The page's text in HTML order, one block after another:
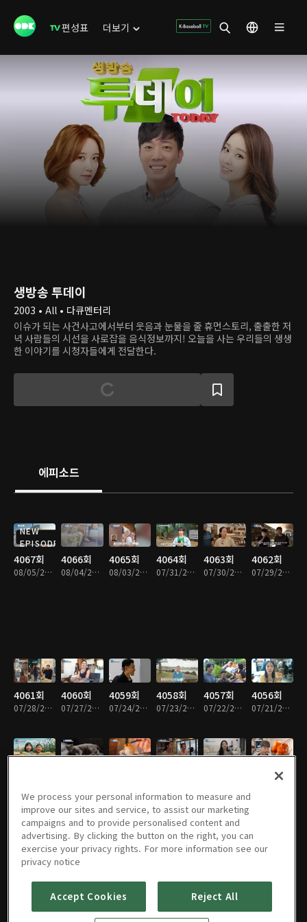
편성표 더보기
생방송 투데이
2003 • All • 다큐멘터리
이슈가 되는 사건사고에서부터 웃음과 눈물을 줄 휴먼스토리, 출출한 저
녁 사람들의 시선을 사로잡을 음식정보까지! 오늘을 사는 우리들의 생생
한 이야기를 시청자들에게 전달한다.
에피소드
NEW
EPISODE
4067회
08/05/2026 • 47분
4066회
08/04/2026 • 46분
4065회
08/03/2026 • 46분
4064회
07/31/2026 • 46분
4063회
07/30/2026 • 46분
4062회
07/29/2026 • 47분
4061회
07/28/2026 • 46분
4060회
07/27/2026 • 46분
4059회
07/24/2026 • 47분
4058회
07/23/2026 • 46분
4057회
07/22/2026 • 47분
4056회
07/21/2026 • 46분
4050회
4049회
07/10/2026 • 47분
4048회 4047회 4046회 4045회 4044회
We process your personal information to measure and
improve our sites and service, to assist our marketing
campaigns and to provide personalised content and
advertising. By clicking the button on the right, you can
exercise your privacy rights. For more information see our
privacy notice
Accept Cookies Reject All